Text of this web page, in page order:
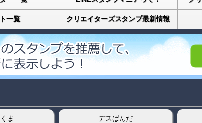
一覧 クリエイターズスタンプ最新情報
ま デスぱんだ